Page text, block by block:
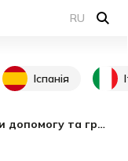
RU
Іспанія
Українці у Польщі можуть отримати допомогу та гроші на оренду житла